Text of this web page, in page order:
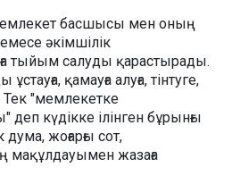
басшысы мен оның
әкімшілік
тыйым салуды қарастырады.
қамауға алуға, тінтуге,
Тек "мемлекетке
күдікке ілінген бұрынғы
жоғарғы сот,
мақұлдауымен жазаға